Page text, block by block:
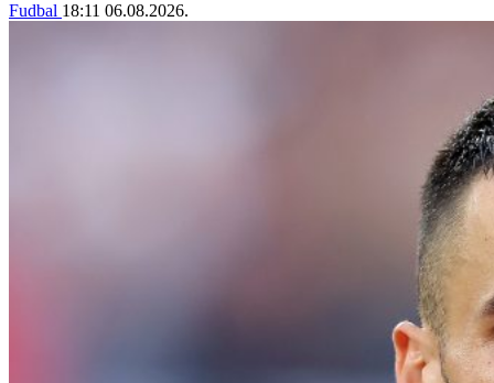
Fudbal 18:11 06.08.2026.